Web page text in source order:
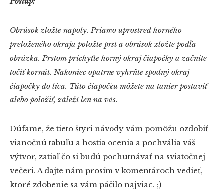
Obrúsok zložte napoly. Priamo uprostred horného
preloženého okraja položte prst a obrúsok zložte podľa
obrázka. Prstom prichyťte horný okraj čiapočky a začnite
točiť kornút. Nakoniec opatrne vyhrňte spodný okraj
čiapočky do líca. Túto čiapočku môžete na tanier postaviť
alebo položiť, záleží len na vás.
Dúfame, že tieto štyri návody vám pomôžu ozdobiť
vianočnú tabuľu a hostia ocenia a pochvália váš
výtvor, zatiaľ čo si budú pochutnávať na sviatočnej
večeri. A dajte nám prosím v komentároch vedieť,
ktoré zdobenie sa vám páčilo najviac. ;)